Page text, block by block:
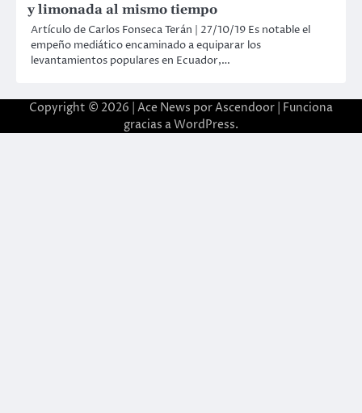
y limonada al mismo tiempo
Artículo de Carlos Fonseca Terán | 27/10/19 Es notable el
empeño mediático encaminado a equiparar los
levantamientos populares en Ecuador,…
Copyright © 2026 | Ace News porAscendoor | Funciona
gracias aWordPress.